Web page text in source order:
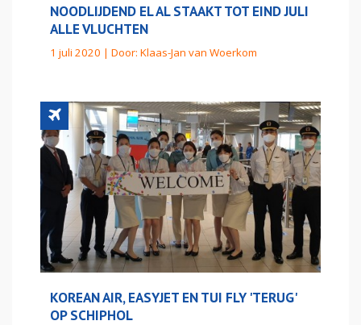
NOODLIJDEND EL AL STAAKT TOT EIND JULI
ALLE VLUCHTEN
1 juli 2020 | Door: Klaas-Jan van Woerkom
KOREAN AIR, EASYJET EN TUI FLY 'TERUG'
OP SCHIPHOL